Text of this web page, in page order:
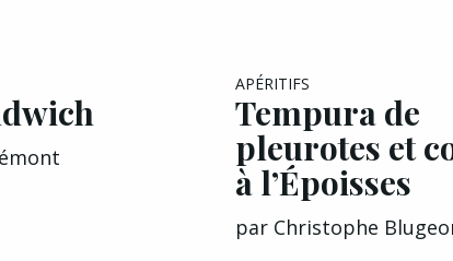
APÉRITIFS
Tempura de
pleurotes et
à l’Époisses
par Christophe